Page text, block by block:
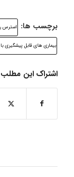
برچسب ها: استرس
بیماری های قابل پیشگیری
اشتراک این مطلب